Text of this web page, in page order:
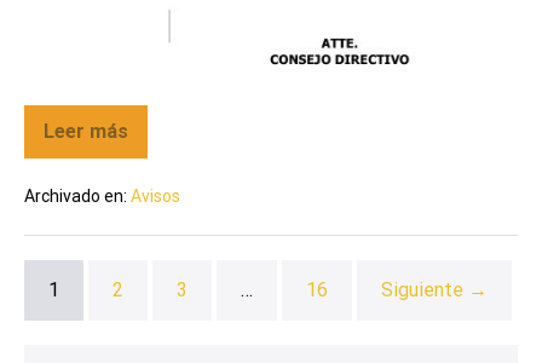
Leer más
Archivado en: Avisos
1 2 3 … 16 Siguiente →